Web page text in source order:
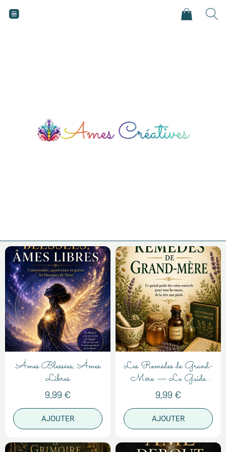
Âmes Blessées, Âmes
Libres
9,99 €
AJOUTER
Les Remèdes de Grand-
Mère — Le Guide
Complet des Soins
Naturels par les Plantes
9,99 €
AJOUTER